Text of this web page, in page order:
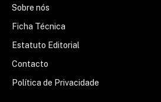
Sobre nós
Ficha Técnica
Estatuto Editorial
Contacto
Política de Privacidade